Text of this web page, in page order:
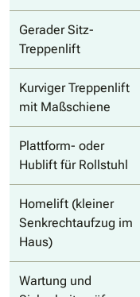
Gerader Sitz-
Treppenlift
Kurviger Treppenlift
mit Maßschiene
Plattform- oder
Hublift für Rollstuhl
Homelift (kleiner
Senkrechtaufzug im
Haus)
Wartung und